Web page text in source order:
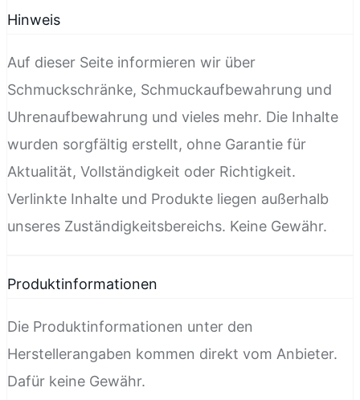
Hinweis
Auf dieser Seite informieren wir über
Schmuckschränke, Schmuckaufbewahrung und
Uhrenaufbewahrung und vieles mehr. Die Inhalte
wurden sorgfältig erstellt, ohne Garantie für
Aktualität, Vollständigkeit oder Richtigkeit.
Verlinkte Inhalte und Produkte liegen außerhalb
unseres Zuständigkeitsbereichs. Keine Gewähr.
Produktinformationen
Die Produktinformationen unter den
Herstellerangaben kommen direkt vom Anbieter.
Dafür keine Gewähr.